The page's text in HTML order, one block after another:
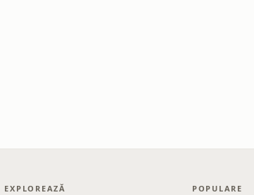
EXPLOREAZĂ POPULARE